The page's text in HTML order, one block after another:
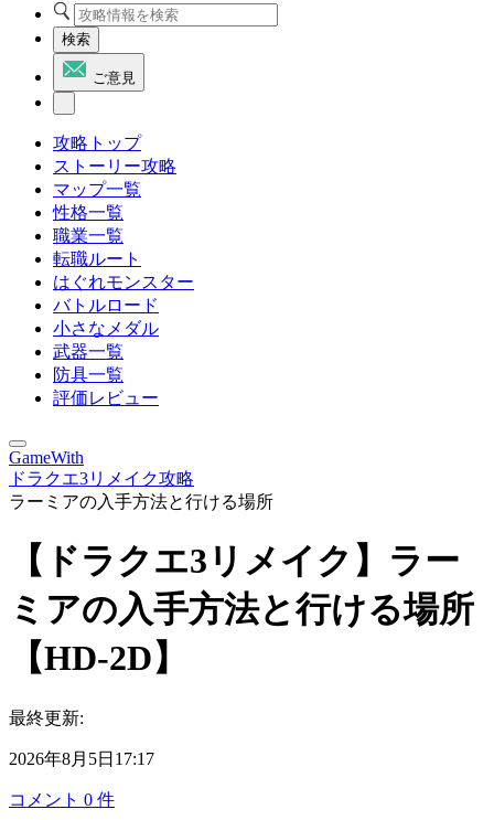
検索
ご意見
攻略トップ
ストーリー攻略
マップ一覧
性格一覧
職業一覧
転職ルート
はぐれモンスター
バトルロード
小さなメダル
武器一覧
防具一覧
評価レビュー
GameWith
ドラクエ3リメイク攻略
ラーミアの入手方法と行ける場所
【ドラクエ3リメイク】ラー
ミアの入手方法と行ける場所
【HD-2D】
最終更新:
2026年8月5日17:17
コメント 0 件